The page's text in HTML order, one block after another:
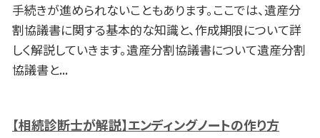
手続きが進められないこともあります。ここでは、遺産分
割協議書に関する基本的な知識と、作成期限について詳
しく解説していきます。遺産分割協議書について遺産分割
協議書と...
【相続診断士が解説】エンディングノートの作り方